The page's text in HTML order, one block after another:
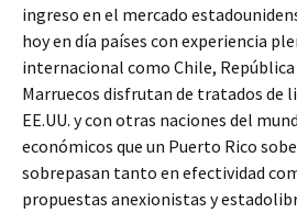
ingreso en el mercado
hoy en día países con experiencia
internacional como Chile,
Marruecos disfrutan de tratados de
EE.UU. y con otras naciones del
económicos que un Puerto Rico
sobrepasan tanto en efectividad
propuestas anexionistas y